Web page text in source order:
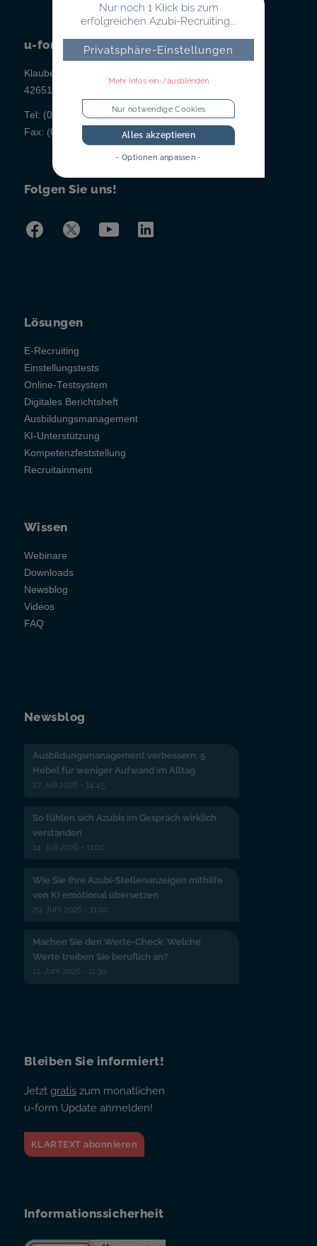
u-form Testsysteme
Klauberger Straße 1
42651 Solingen
Tel: (02 12) 260 498-0
Fax: (02 12) 260 498-43
Folgen Sie uns!
Lösungen
E-Recruiting
Einstellungstests
Online-Testsystem
Digitales Berichtsheft
Ausbildungsmanagement
KI-Unterstützung
Kompetenzfeststellung
Recruitainment
Wissen
Webinare
Downloads
Newsblog
Videos
FAQ
Newsblog
Ausbildungsmanagement verbessern: 5
Hebel für weniger Aufwand im Alltag
27. Juli 2026 - 14:45
So fühlen sich Azubis im Gespräch wirklich
verstanden
14. Juli 2026 - 11:00
Wie Sie Ihre Azubi-Stellenanzeigen mithilfe
von KI emotional übersetzen
29. Juni 2026 - 11:00
Machen Sie den Werte-Check: Welche
Werte treiben Sie beruflich an?
12. Juni 2026 - 11:30
Bleiben Sie informiert!
Jetzt gratiszum monatlichen
u-form Update anmelden!
KLARTEXT abonnieren
Informationssicherheit
Nur noch 1 Klick bis zum
erfolgreichen Azubi-Recruiting...
Privatsphäre-Einstellungen
Mehr Infos ein-/ausblenden
Nur notwendige Cookies
Alles akzeptieren
- Optionen anpassen -